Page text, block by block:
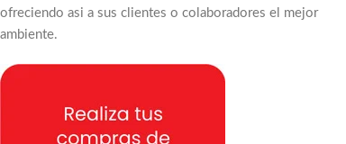
ofreciendo asi a sus clientes o colaboradores el mejor
ambiente.